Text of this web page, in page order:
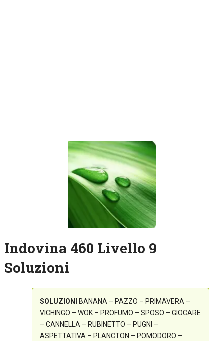
Indovina 460 Livello 9
Soluzioni
SOLUZIONI
BANANA – PAZZO – PRIMAVERA –
VICHINGO – WOK – PROFUMO – SPOSO – GIOCARE
– CANNELLA – RUBINETTO – PUGNI –
ASPETTATIVA – PLANCTON – POMODORO –